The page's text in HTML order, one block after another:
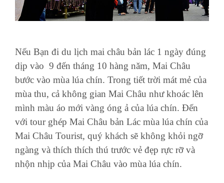
Nếu Bạn đi du lịch mai châu bản lác 1 ngày đúng
dịp vào 9 đến tháng 10 hàng năm, Mai Châu
bước vào mùa lúa chín. Trong tiết trời mát mẻ của
mùa thu, cả không gian Mai Châu như khoác lên
mình màu áo mới vàng óng ả của lúa chín. Đến
với tour ghép Mai Châu bản Lác mùa lúa chín của
Mai Châu Tourist, quý khách sẽ không khỏi ngỡ
ngàng và thích thích thú trước vẻ đẹp rực rỡ và
nhộn nhịp của Mai Châu vào mùa lúa chín.